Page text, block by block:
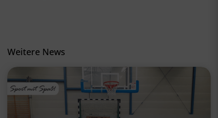
Weitere News